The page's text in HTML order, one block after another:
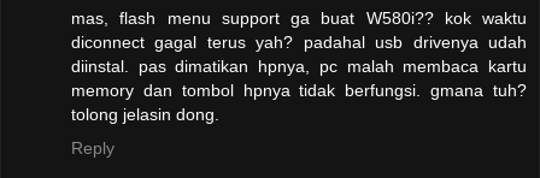
mas, flash menu support ga buat W580i?? kok waktu
diconnect gagal terus yah? padahal usb drivenya udah
diinstal. pas dimatikan hpnya, pc malah membaca kartu
memory dan tombol hpnya tidak berfungsi. gmana tuh?
tolong jelasin dong.
Reply